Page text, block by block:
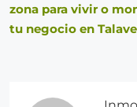
zona para vivir o
tu negocio en